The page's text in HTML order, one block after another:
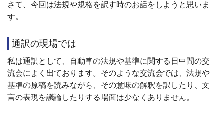
さて、今回は法規や規格を訳す時のお話をしようと思いま
す。
通訳の現場では
私は通訳として、自動車の法規や基準に関する日中間の交
流会によく出ております。そのような交流会では、法規や
基準の原稿を読みながら、その意味の解釈を訳したり、文
言の表現を議論したりする場面は少なくありません。